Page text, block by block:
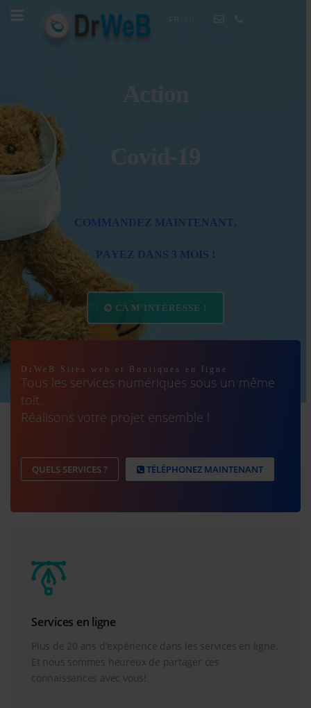
FR
C OMM ANDEZ M A INTEN ANT,
P AYEZ D ANS 3 MOIS !
CA M'INTÉRESSE !
Site web sur mesure
DrWeB Sites web et Boutiques en ligne
Tous les services numériques sous un même
toit.
Réalisons votre projet ensemble !
QUELS SERVICES ? TÉLÉPHONEZ MAINTENANT
Services en ligne
Plus de 20 ans d'expérience dans les services en ligne.
Et nous sommes heureux de partager ces
connaissances avec vous!